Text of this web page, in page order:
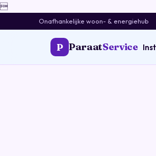

Onafhankelijke woon- & energiehub
P ParaatService